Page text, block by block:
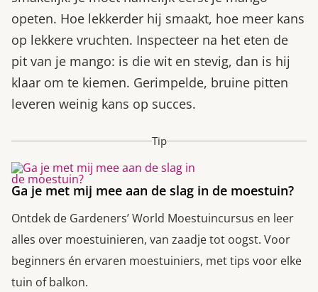
opeten. Hoe lekkerder hij smaakt, hoe meer kans
op lekkere vruchten. Inspecteer na het eten de
pit van je mango: is die wit en stevig, dan is hij
klaar om te kiemen. Gerimpelde, bruine pitten
leveren weinig kans op succes.
Tip
Ga je met mij mee aan de slag in de moestuin?
Ontdek de Gardeners’ World Moestuincursus en leer
alles over moestuinieren, van zaadje tot oogst. Voor
beginners én ervaren moestuiniers, met tips voor elke
tuin of balkon.